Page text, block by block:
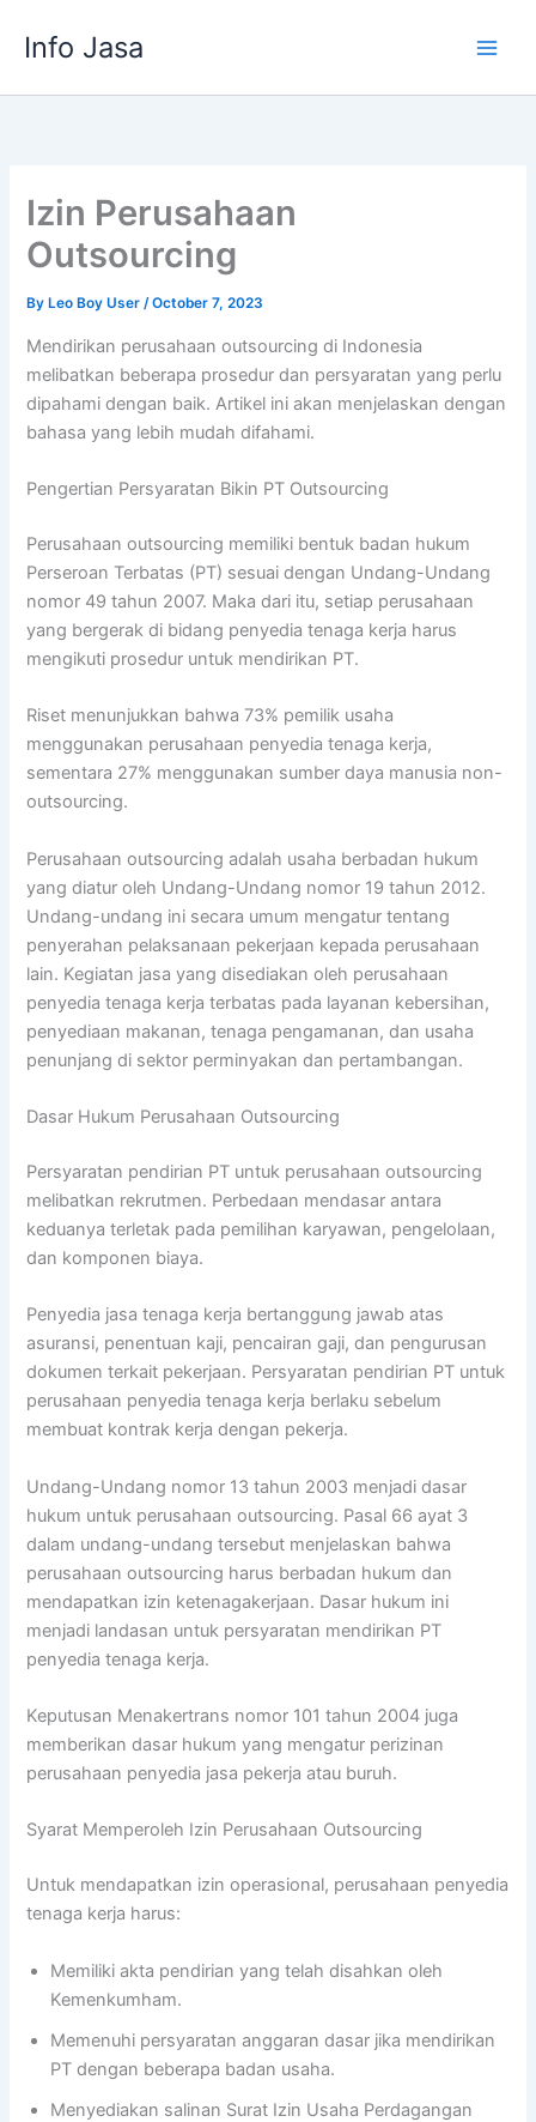
Info Jasa
Izin Perusahaan
Outsourcing
By Leo Boy User/October 7, 2023
Mendirikan perusahaan outsourcing di Indonesia
melibatkan beberapa prosedur dan persyaratan yang perlu
dipahami dengan baik. Artikel ini akan menjelaskan dengan
bahasa yang lebih mudah difahami.
Pengertian Persyaratan Bikin PT Outsourcing
Perusahaan outsourcing memiliki bentuk badan hukum
Perseroan Terbatas (PT) sesuai dengan Undang-Undang
nomor 49 tahun 2007. Maka dari itu, setiap perusahaan
yang bergerak di bidang penyedia tenaga kerja harus
mengikuti prosedur untuk mendirikan PT.
Riset menunjukkan bahwa 73% pemilik usaha
menggunakan perusahaan penyedia tenaga kerja,
sementara 27% menggunakan sumber daya manusia non-
outsourcing.
Perusahaan outsourcing adalah usaha berbadan hukum
yang diatur oleh Undang-Undang nomor 19 tahun 2012.
Undang-undang ini secara umum mengatur tentang
penyerahan pelaksanaan pekerjaan kepada perusahaan
lain. Kegiatan jasa yang disediakan oleh perusahaan
penyedia tenaga kerja terbatas pada layanan kebersihan,
penyediaan makanan, tenaga pengamanan, dan usaha
penunjang di sektor perminyakan dan pertambangan.
Dasar Hukum Perusahaan Outsourcing
Persyaratan pendirian PT untuk perusahaan outsourcing
melibatkan rekrutmen. Perbedaan mendasar antara
keduanya terletak pada pemilihan karyawan, pengelolaan,
dan komponen biaya.
Penyedia jasa tenaga kerja bertanggung jawab atas
asuransi, penentuan kaji, pencairan gaji, dan pengurusan
dokumen terkait pekerjaan. Persyaratan pendirian PT untuk
perusahaan penyedia tenaga kerja berlaku sebelum
membuat kontrak kerja dengan pekerja.
Undang-Undang nomor 13 tahun 2003 menjadi dasar
hukum untuk perusahaan outsourcing. Pasal 66 ayat 3
dalam undang-undang tersebut menjelaskan bahwa
perusahaan outsourcing harus berbadan hukum dan
mendapatkan izin ketenagakerjaan. Dasar hukum ini
menjadi landasan untuk persyaratan mendirikan PT
penyedia tenaga kerja.
Keputusan Menakertrans nomor 101 tahun 2004 juga
memberikan dasar hukum yang mengatur perizinan
perusahaan penyedia jasa pekerja atau buruh.
Syarat Memperoleh Izin Perusahaan Outsourcing
Untuk mendapatkan izin operasional, perusahaan penyedia
tenaga kerja harus:
Memiliki akta pendirian yang telah disahkan oleh
Kemenkumham.
Memenuhi persyaratan anggaran dasar jika mendirikan
PT dengan beberapa badan usaha.
Menyediakan salinan Surat Izin Usaha Perdagangan